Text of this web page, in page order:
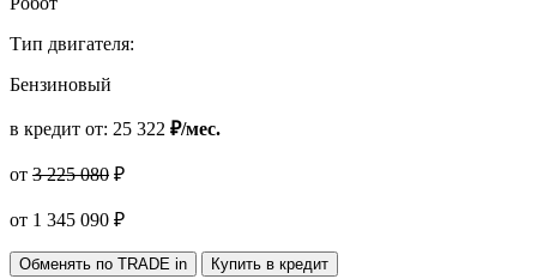
Тип двигателя:
Бензиновый
в кредит от: 25 322 ₽/мес.
от 3 225 080 ₽
от 1 345 090 ₽
Обменять по TRADE in Купить в кредит